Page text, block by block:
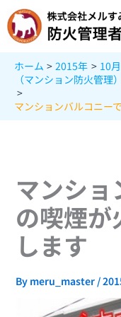
容
を
ホーム 2015年 10月
（マンション防火管理
マンションバルコニー
マンショ
の喫煙が
します
By meru_master /